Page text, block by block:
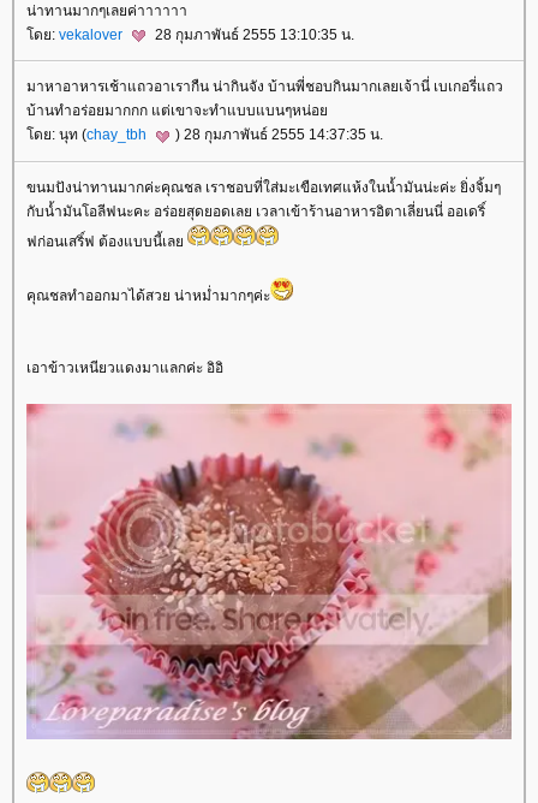
น่าทานมากๆเลยค่าาาาาา
ดย: vekalover 28 กุมภาพันธ์ 2555 13:10:35 น.
มาหาอาหารเช้าแถวอาเรากืน น่ากินจัง บ้านพี่ชอบกินมากเลยเจ้านี่ เบเกอรี่แถว
บ้านทำอร่อยมากกก แต่เขาจะทำแบบแบนๆหน่อ
ดย: นุท (chay_tbh ) 28 กุมภาพันธ์ 2555 14:37:35 น.
ขนมปังน่าทานมากค่ะคุณชล เราชอบที่ใส่มะเขือเทศแห้งในนํ้ามันน่ะค่ะ ยิ่งจิ้มๆ
กับนํ้ามันโอลีฟนะคะ อร่อยสุดยอดเลย เวลาเข้าร้านอาหารอิตาเลี่ยนนี่ ออเดริ์
ฟก่อนเสริ์ฟ ต้องแบบนี้เล
คุณชลทำออกมาได้สวย น่าหมํ่ามากๆค่ะ
เอาข้าวเหนียวแดงมาแลกค่ะ อิอิ